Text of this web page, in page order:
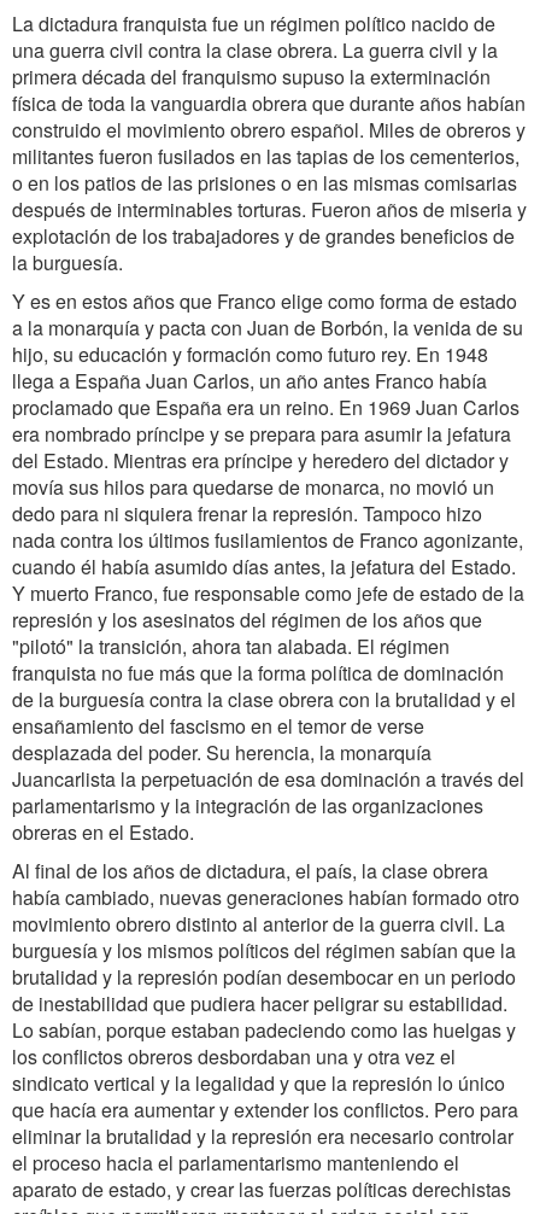
La dictadura franquista fue un régimen político nacido de
una guerra civil contra la clase obrera. La guerra civil y la
primera década del franquismo supuso la exterminación
física de toda la vanguardia obrera que durante años habían
construido el movimiento obrero español. Miles de obreros y
militantes fueron fusilados en las tapias de los cementerios,
o en los patios de las prisiones o en las mismas comisarias
después de interminables torturas. Fueron años de miseria y
explotación de los trabajadores y de grandes beneficios de
la burguesía.
Y es en estos años que Franco elige como forma de estado
a la monarquía y pacta con Juan de Borbón, la venida de su
hijo, su educación y formación como futuro rey. En 1948
llega a España Juan Carlos, un año antes Franco había
proclamado que España era un reino. En 1969 Juan Carlos
era nombrado príncipe y se prepara para asumir la jefatura
del Estado. Mientras era príncipe y heredero del dictador y
movía sus hilos para quedarse de monarca, no movió un
dedo para ni siquiera frenar la represión. Tampoco hizo
nada contra los últimos fusilamientos de Franco agonizante,
cuando él había asumido días antes, la jefatura del Estado.
Y muerto Franco, fue responsable como jefe de estado de la
represión y los asesinatos del régimen de los años que
"pilotó" la transición, ahora tan alabada. El régimen
franquista no fue más que la forma política de dominación
de la burguesía contra la clase obrera con la brutalidad y el
ensañamiento del fascismo en el temor de verse
desplazada del poder. Su herencia, la monarquía
Juancarlista la perpetuación de esa dominación a través del
parlamentarismo y la integración de las organizaciones
obreras en el Estado.
Al final de los años de dictadura, el país, la clase obrera
había cambiado, nuevas generaciones habían formado otro
movimiento obrero distinto al anterior de la guerra civil. La
burguesía y los mismos políticos del régimen sabían que la
brutalidad y la represión podían desembocar en un periodo
de inestabilidad que pudiera hacer peligrar su estabilidad.
Lo sabían, porque estaban padeciendo como las huelgas y
los conflictos obreros desbordaban una y otra vez el
sindicato vertical y la legalidad y que la represión lo único
que hacía era aumentar y extender los conflictos. Pero para
eliminar la brutalidad y la represión era necesario controlar
el proceso hacia el parlamentarismo manteniendo el
aparato de estado, y crear las fuerzas políticas derechistas